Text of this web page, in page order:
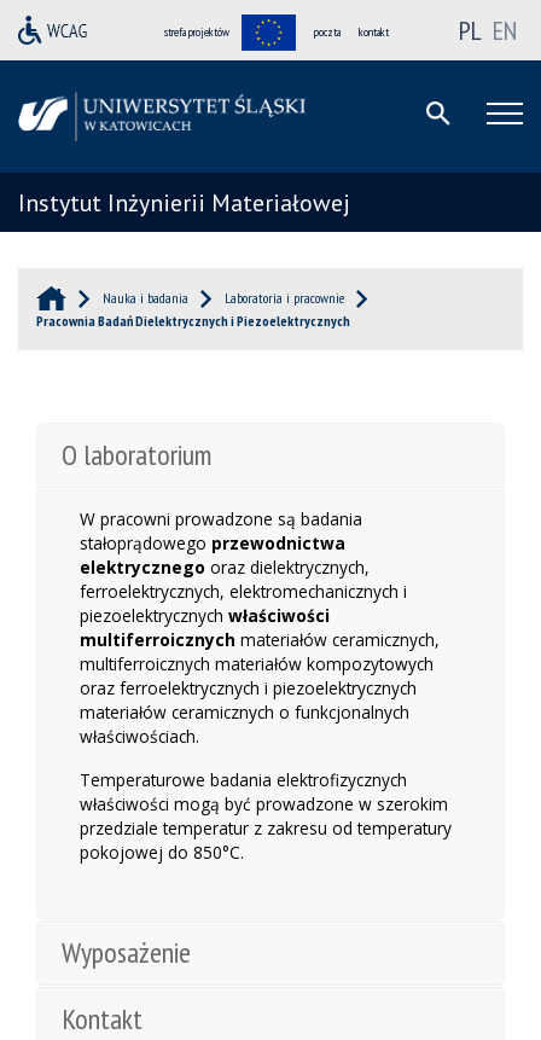
strefa projektów poczta kontakt PL EN
Instytut Inżynierii Materiałowej
Nauka i badania
Laboratoria i pracownie
Pracownia Badań Dielektrycznych i Piezoelektrycznych
O laboratorium
W pracowni prowadzone są badania
stałoprądowego przewodnictwa
elektrycznego oraz dielektrycznych,
ferroelektrycznych, elektromechanicznych i
piezoelektrycznych właściwości
multiferroicznych materiałów ceramicznych,
multiferroicznych materiałów kompozytowych
oraz ferroelektrycznych i piezoelektrycznych
materiałów ceramicznych o funkcjonalnych
właściwościach.
Temperaturowe badania elektrofizycznych
właściwości mogą być prowadzone w szerokim
przedziale temperatur z zakresu od temperatury
pokojowej do 850°C.
Wyposażenie
Kontakt